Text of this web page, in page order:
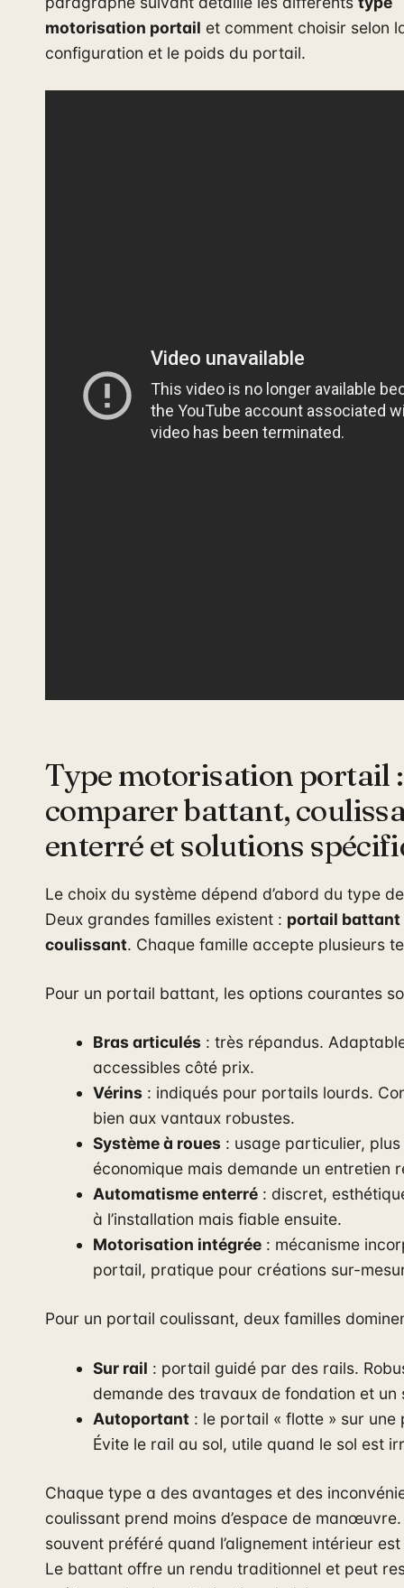
motorisation portail et comment choisir selon
configuration et le poids du portail.
Type motorisation portail :
comparer battant,
enterré et solutions
Le choix du système dépend d’abord du type
Deux grandes familles existent : portail battant
coulissant. Chaque famille accepte plusieurs
Pour un portail battant, les options courantes
Bras articulés : très répandus.
accessibles côté prix.
Vérins : indiqués pour portails lourds.
bien aux vantaux robustes.
Système à roues : usage particulier, plus
économique mais demande un entretien
Automatisme enterré: discret,
à l’installation mais fiable ensuite.
Motorisation intégrée: mécanisme
portail, pratique pour créations sur-
Pour un portail coulissant, deux familles
Sur rail : portail guidé par des rails.
demande des travaux de fondation et un
Autoportant: le portail « flotte » sur une
Évite le rail au sol, utile quand le sol est
Chaque type a des avantages et des
coulissant prend moins d’espace de
souvent préféré quand l’alignement intérieur
Le battant offre un rendu traditionnel et peut